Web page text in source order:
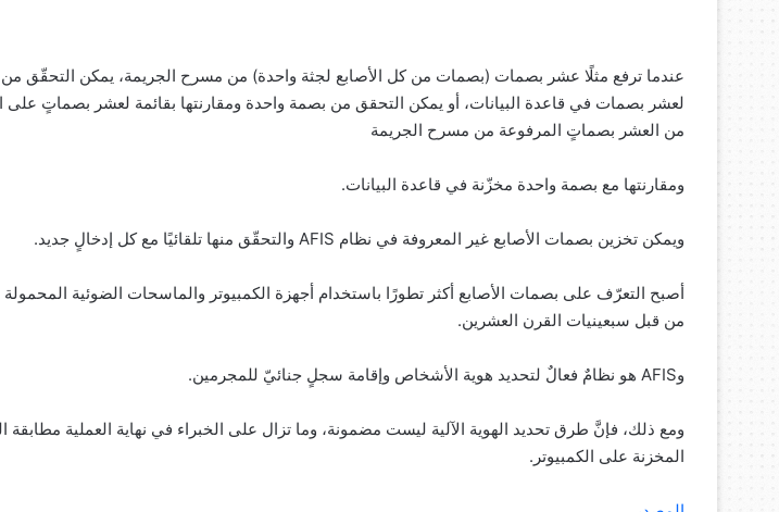
عندما ترفع مثلًا عشر بصمات (بصمات من كل الأصابع لجثة واحدة) من مسرح الجريمة، يمكن التحقّق من
لعشر بصمات في قاعدة البيانات، أو يمكن التحقق من بصمة واحدة ومقارنتها بقائمة لعشر بصماتٍ على
من العشر بصماتٍ المرفوعة من مسرح الجريمة
ومقارنتها مع بصمة واحدة مخزّنة في قاعدة البيانات.
ويمكن تخزين بصمات الأصابع غير المعروفة في نظام AFIS والتحقّق منها تلقائيًا مع كل إدخالٍ جديد.
أصبح التعرّف على بصمات الأصابع أكثر تطورًا باستخدام أجهزة الكمبيوتر والماسحات الضوئية
من قبل سبعينيات القرن العشرين.
وAFIS هو نظامٌ فعالٌ لتحديد هوية الأشخاص وإقامة سجلٍ جنائيّ للمجرمين.
ومع ذلك، فإنَّ طرق تحديد الهوية الآلية ليست مضمونة، وما تزال على الخبراء في نهاية العملية مطابقة
المخزنة على الكمبيوتر.